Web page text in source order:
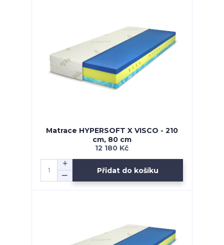
Matrace HYPERSOFT X VISCO - 210
cm, 80 cm
12 180 Kč
Přidat do košíku